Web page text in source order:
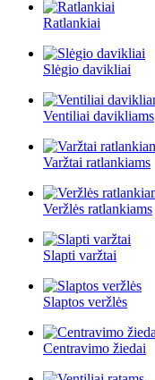
Ratlankiai
Slėgio davikliai
Ventiliai davikliams
Varžtai ratlankiams
Veržlės ratlankiams
Slapti varžtai
Slaptos veržlės
Centravimo žiedai